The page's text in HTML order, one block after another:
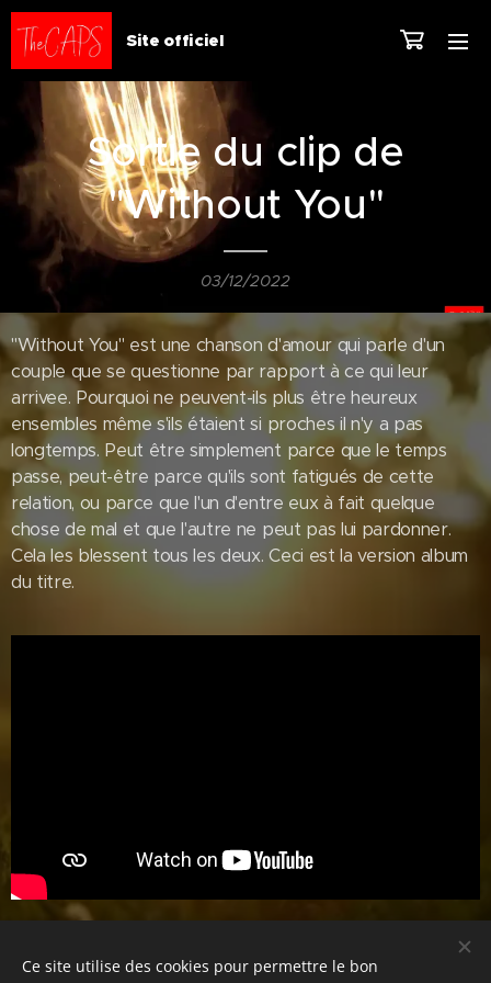
Site officiel
Sortie du clip de
"Without You"
03/12/2022
"Without You" est une chanson d'amour qui parle d'un
couple que se questionne par rapport à ce qui leur
arrivee. Pourquoi ne peuvent-ils plus être heureux
ensembles même s'ils étaient si proches il n'y a pas
longtemps. Peut être simplement parce que le temps
passe, peut-être parce qu'ils sont fatigués de cette
relation, ou parce que l'un d'entre eux à fait quelque
chose de mal et que l'autre ne peut pas lui pardonner.
Cela les blessent tous les deux. Ceci est la version album
du titre.
Ce site utilise des cookies pour permettre le bon